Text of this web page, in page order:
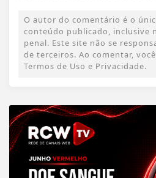
O autor do comentário é o
conteúdo publicado, inclusive
penal. Este site não se
de terceiros. Ao comentar,
Termos de Uso e Privacidade.